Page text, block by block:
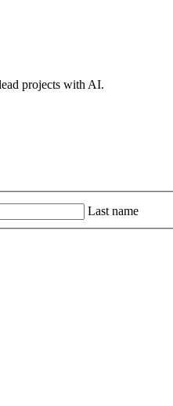
projects with AI.
Last name